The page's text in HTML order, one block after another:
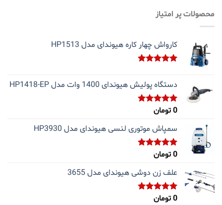
محصولات پر امتیاز
کارواش چهار کاره هیوندای مدل HP1513
دستگاه پولیش هیوندای 1400 وات مدل HP1418-EP
نمره5.00
0تومان
سمپاش موتوری لنسی هیوندای مدل HP3930
نمره5.00
0تومان
علف زن دوشی هیوندای مدل 3655
نمره5.00
0تومان